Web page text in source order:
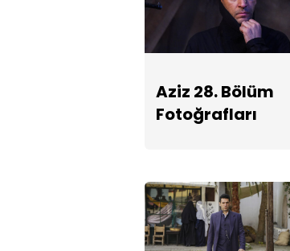
Aziz 28. Bölüm
Fotoğrafları